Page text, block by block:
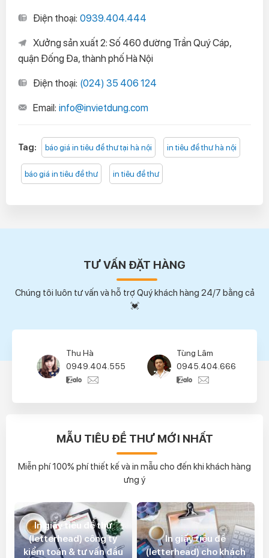
Điện thoại: 0939.404.444
Xưởng sản xuất 2: Số 460 đường Trần Quý Cáp,
quận Đống Đa, thành phố Hà Nội
Điện thoại: (024) 35 406 124
Email: info@invietdung.com
Tag: báo giá in tiêu đề thư tại hà nội in tiêu đề thư hà nội
báo giá in tiêu đề thư in tiêu đề thư
TƯ VẤN ĐẶT HÀNG
Chúng tôi luôn tư vấn và hỗ trợ Quý khách hàng 24/7 bằng cả
💓
Thu Hà
0949.404.555
Tùng Lâm
0945.404.666
MẪU TIÊU ĐỀ THƯ MỚI NHẤT
Miễn phí 100% phí thiết kế và in mẫu cho đến khi khách hàng
ưng ý
In giấy tiêu đề thư
(letterhead) công ty
kiểm toán & tư vấn đầu
In giấy tiêu đề
(letterhead) cho khách